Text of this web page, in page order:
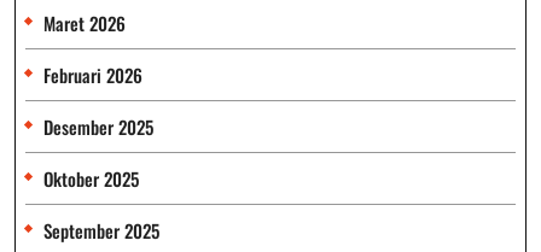
Maret 2026
Februari 2026
Desember 2025
Oktober 2025
September 2025